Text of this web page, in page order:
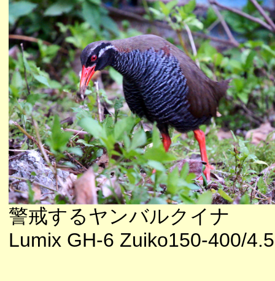
警戒するヤンバルクイナ
Lumix GH-6 Zuiko150-400/4.5